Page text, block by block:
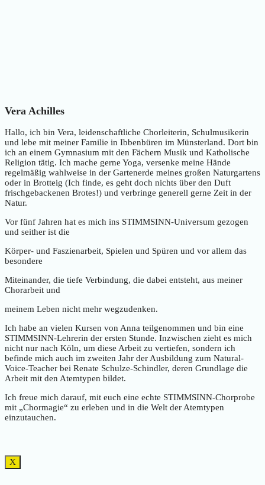
Vera Achilles
Hallo, ich bin Vera, leidenschaftliche Chorleiterin, Schulmusikerin
und lebe mit meiner Familie in Ibbenbüren im Münsterland. Dort bin
ich an einem Gymnasium mit den Fächern Musik und Katholische
Religion tätig. Ich mache gerne Yoga, versenke meine Hände
regelmäßig wahlweise in der Gartenerde meines großen Naturgartens
oder in Brotteig (Ich finde, es geht doch nichts über den Duft
frischgebackenen Brotes!) und verbringe generell gerne Zeit in der
Natur.
Vor fünf Jahren hat es mich ins STIMMSINN-Universum gezogen
und seither ist die
Körper- und Faszienarbeit, Spielen und Spüren und vor allem das
besondere
Miteinander, die tiefe Verbindung, die dabei entsteht, aus meiner
Chorarbeit und
meinem Leben nicht mehr wegzudenken.
Ich habe an vielen Kursen von Anna teilgenommen und bin eine
STIMMSINN-Lehrerin der ersten Stunde. Inzwischen zieht es mich
nicht nur nach Köln, um diese Arbeit zu vertiefen, sondern ich
befinde mich auch im zweiten Jahr der Ausbildung zum Natural-
Voice-Teacher bei Renate Schulze-Schindler, deren Grundlage die
Arbeit mit den Atemtypen bildet.
Ich freue mich darauf, mit euch eine echte STIMMSINN-Chorprobe
mit „Chormagie“ zu erleben und in die Welt der Atemtypen
einzutauchen.
X